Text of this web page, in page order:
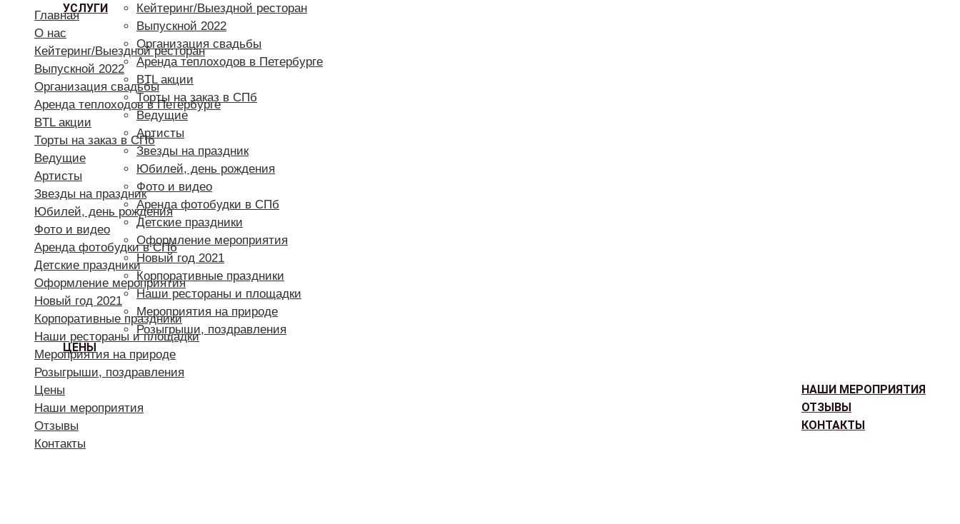
УСЛУГИ
Кейтеринг/Выездной ресторан
Выпускной 2022
Организация свадьбы
Аренда теплоходов в Петербурге
BTL акции
Торты на заказ в СПб
Ведущие
Артисты
Звезды на праздник
Юбилей, день рождения
Фото и видео
Аренда фотобудки в СПб
Детские праздники
Оформление мероприятия
Новый год 2021
Корпоративные праздники
Наши рестораны и площадки
Мероприятия на природе
Розыгрыши, поздравления
ЦЕНЫ
НАШИ МЕРОПРИЯТИЯ
ОТЗЫВЫ
КОНТАКТЫ
Главная
О нас
Кейтеринг/Выездной ресторан
Выпускной 2022
Организация свадьбы
Аренда теплоходов в Петербурге
BTL акции
Торты на заказ в СПб
Ведущие
Артисты
Звезды на праздник
Юбилей, день рождения
Фото и видео
Аренда фотобудки в СПб
Детские праздники
Оформление мероприятия
Новый год 2021
Корпоративные праздники
Наши рестораны и площадки
Мероприятия на природе
Розыгрыши, поздравления
Цены
Наши мероприятия
Отзывы
Контакты